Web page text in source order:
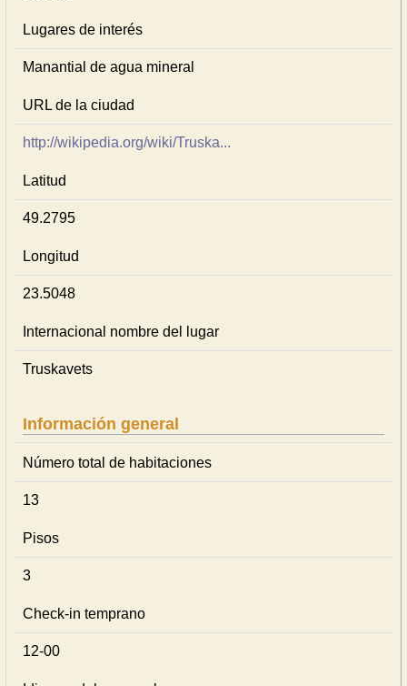
Lugares de interés
Manantial de agua mineral
URL de la ciudad
http://wikipedia.org/wiki/Truska...
Latitud
49.2795
Longitud
23.5048
Internacional nombre del lugar
Truskavets
Información general
Número total de habitaciones
13
Pisos
3
Check-in temprano
12-00